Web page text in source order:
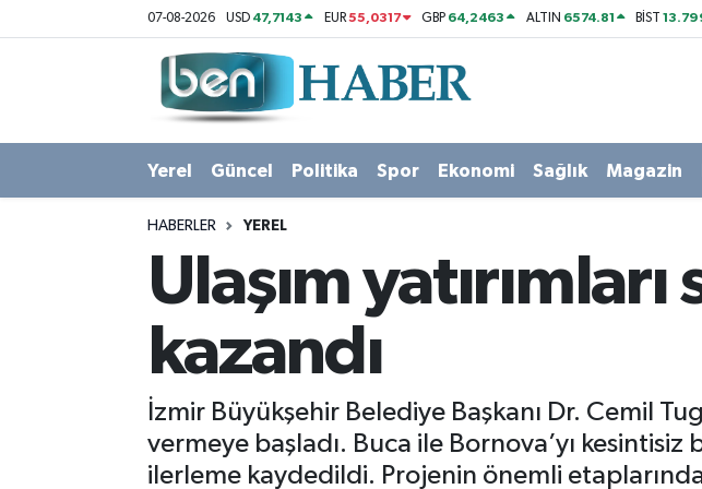
07-08-2026 USD 47,7143 EUR55,0317 GBP 64,2463 ALTIN 6574.81 BİST
Yerel Güncel Politika Spor Ekonomi Sağlık Magazin
HABERLER YEREL
Ulaşım
kazandı
İzmir Büyükşehir Belediye Başkanı Dr. Cemil
vermeye başladı. Buca ile Bornova’yı
ilerleme kaydedildi. Projenin önemli
Politika
Kültür Sanat
Hava Durumu
Süper Lig Puan Durumu ve Fikstür
Son Dakika Haberleri
Haber Arşivi